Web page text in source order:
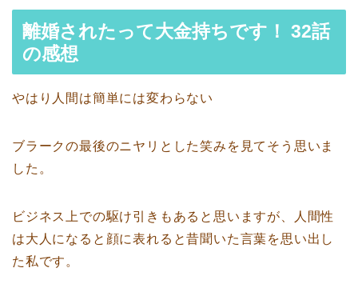
離婚されたって大金持ちです！ 32話
の感想
やはり人間は簡単には変わらない
ブラークの最後のニヤリとした笑みを見てそう思いま
した。
ビジネス上での駆け引きもあると思いますが、人間性
は大人になると顔に表れると昔聞いた言葉を思い出し
た私です。